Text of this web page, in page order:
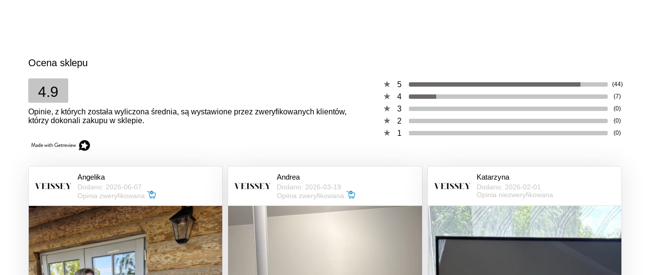
Ocena sklepu
4.9
Opinie, z których została wyliczona średnia, są wystawione przez zweryfikowanych klientów,
którzy dokonali zakupu w sklepie.
5 (44)
4 (7)
3 (0)
2 (0)
1 (0)
Angelika
Dodano: 2026-06-07
Opinia zweryfikowana
Andrea
Dodano: 2026-03-19
Opinia zweryfikowana
Katarzyna
Dodano: 2026-02-01
Opinia niezweryfikowana